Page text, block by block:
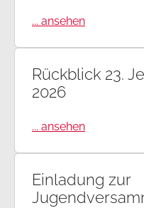
... ansehen
Rückblick 23.
2026
... ansehen
Einladung zur